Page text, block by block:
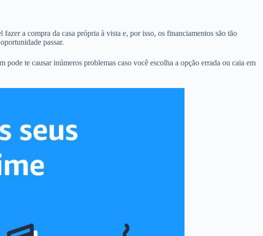
a compra da casa própria à vista e, por isso, os financiamentos são tão
passar.
te causar inúmeros problemas caso você escolha a opção errada ou caia em